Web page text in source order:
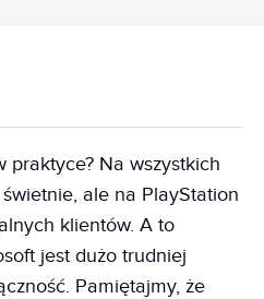
praktyce? Na wszystkich
ale na PlayStation
klientów. A to
jest dużo trudniej
Pamiętajmy, że